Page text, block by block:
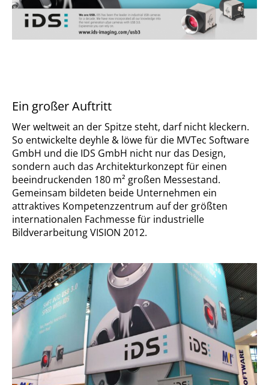
Ein großer Auftritt
Wer weltweit an der Spitze steht, darf nicht kleckern.
So entwickelte deyhle & löwe für die MVTec Software
GmbH und die IDS GmbH nicht nur das Design,
sondern auch das Architekturkonzept für einen
beeindruckenden 180 m² großen Messestand.
Gemeinsam bildeten beide Unternehmen ein
attraktives Kompetenzzentrum auf der größten
internationalen Fachmesse für industrielle
Bildverarbeitung VISION 2012.